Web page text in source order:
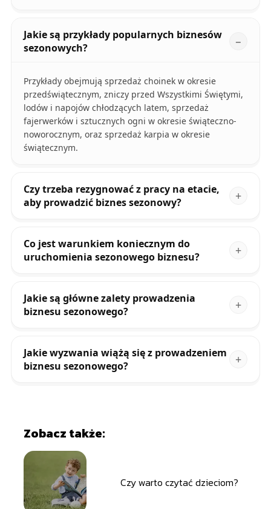
Jakie są przykłady popularnych biznesów
sezonowych?
Przykłady obejmują sprzedaż choinek w okresie
przedświątecznym, zniczy przed Wszystkimi Świętymi,
lodów i napojów chłodzących latem, sprzedaż
fajerwerków i sztucznych ogni w okresie świąteczno-
noworocznym, oraz sprzedaż karpia w okresie
świątecznym.
Czy trzeba rezygnować z pracy na etacie,
aby prowadzić biznes sezonowy?
Co jest warunkiem koniecznym do
uruchomienia sezonowego biznesu?
Jakie są główne zalety prowadzenia
biznesu sezonowego?
Jakie wyzwania wiążą się z prowadzeniem
biznesu sezonowego?
Zobacz także:
Czy warto czytać dzieciom?